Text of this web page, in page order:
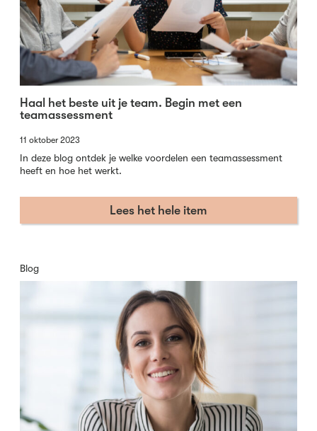
Haal het beste uit je team. Begin met een
teamassessment
11 oktober 2023
In deze blog ontdek je welke voordelen een teamassessment
heeft en hoe het werkt.
Lees het hele item
Blog